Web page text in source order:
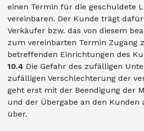
einen Termin für die geschuldete
vereinbaren. Der Kunde trägt
Verkäufer bzw. das von diesem
zum vereinbarten Termin Zugang
betreffenden Einrichtungen des
10.4 Die Gefahr des zufälligen
zufälligen Verschlechterung der
geht erst mit der Beendigung der
und der Übergabe an den Kunden
über.